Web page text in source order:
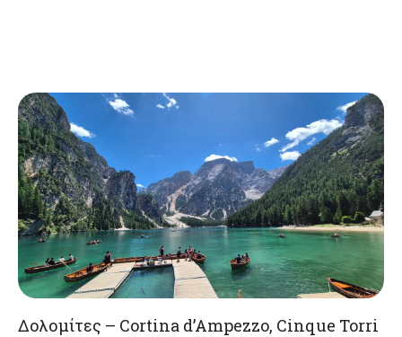
Δολομίτες – Cortina d’Ampezzo, Cinque Torri